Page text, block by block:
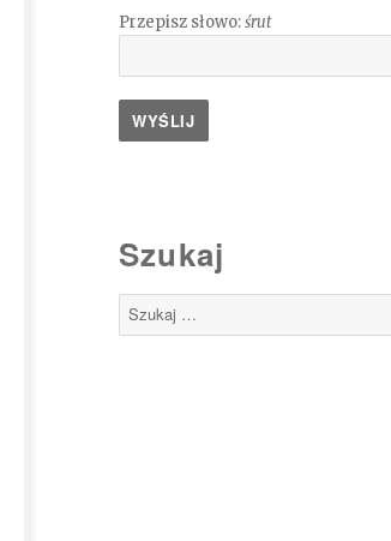
Przepisz słowo:śrut
Szukaj
Szukaj: